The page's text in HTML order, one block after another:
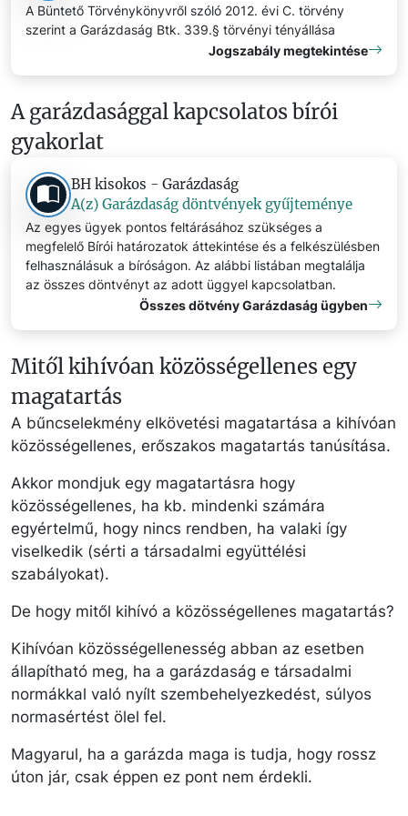
A Büntető Törvénykönyvről szóló 2012. évi C. törvény
szerint a Garázdaság Btk. 339.§ törvényi tényállása
Jogszabály megtekintése
A garázdasággal kapcsolatos bírói
gyakorlat
BH kisokos - Garázdaság
A(z) Garázdaság döntvények gyűjteménye
Az egyes ügyek pontos feltárásához szükséges a
megfelelő Bírói határozatok áttekintése és a felkészülésben
felhasználásuk a bíróságon. Az alábbi listában megtalálja
az összes döntvényt az adott üggyel kapcsolatban.
Összes dötvény Garázdaság ügyben
Mitől kihívóan közösségellenes egy
magatartás
A bűncselekmény elkövetési magatartása a kihívóan
közösségellenes, erőszakos magatartás tanúsítása.
Akkor mondjuk egy magatartásra hogy
közösségellenes, ha kb. mindenki számára
egyértelmű, hogy nincs rendben, ha valaki így
viselkedik (sérti a társadalmi együttélési
szabályokat).
De hogy mitől kihívó a közösségellenes magatartás?
Kihívóan közösségellenesség abban az esetben
állapítható meg, ha a garázdaság e társadalmi
normákkal való nyílt szembehelyezkedést, súlyos
normasértést ölel fel.
Magyarul, ha a garázda maga is tudja, hogy rossz
úton jár, csak éppen ez pont nem érdekli.